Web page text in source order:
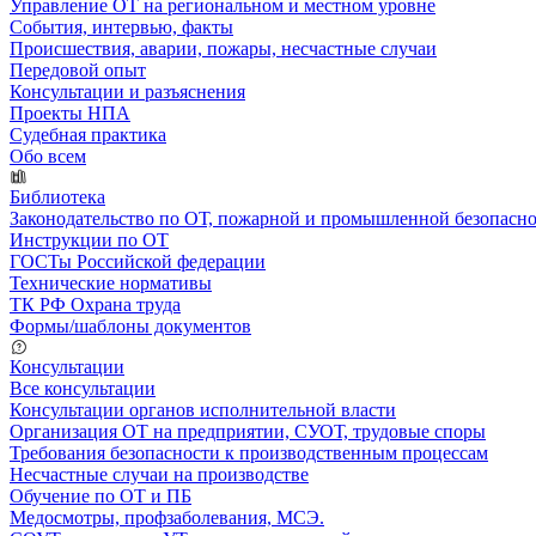
Управление ОТ на региональном и местном уровне
События, интервью, факты
Происшествия, аварии, пожары, несчастные случаи
Передовой опыт
Консультации и разъяснения
Проекты НПА
Судебная практика
Обо всем
Библиотека
Законодательство по ОТ, пожарной и промышленной
Инструкции по ОТ
ГОСТы Российской федерации
Технические нормативы
ТК РФ Охрана труда
Формы/шаблоны документов
Консультации
Все консультации
Консультации органов исполнительной власти
Организация ОТ на предприятии, СУОТ, трудовые споры
Требования безопасности к производственным процессам
Несчастные случаи на производстве
Обучение по ОТ и ПБ
Медосмотры, профзаболевания, МСЭ.